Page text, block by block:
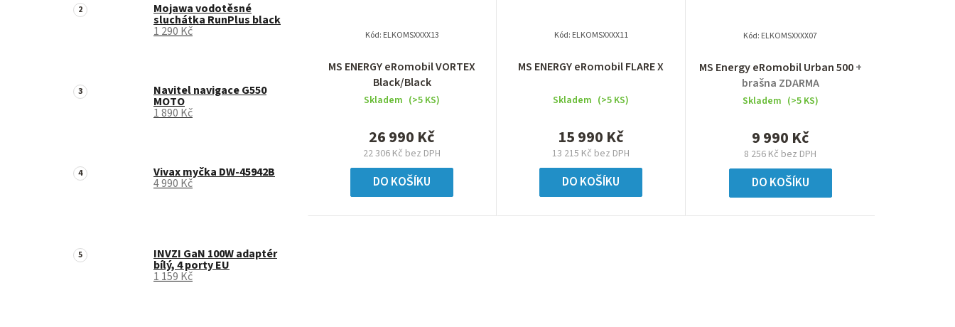
Mojawa vodotěsné
sluchátka RunPlus black
1 290 Kč
Navitel navigace G550
MOTO
1 890 Kč
Vivax myčka DW-45942B
4 990 Kč
INVZI GaN 100W adaptér
bílý, 4 porty EU
1 159 Kč
MS ENERGY eRomobil VORTEX
Black/Black
Skladem (>5 KS)
22 306 Kč bez DPH
26 990 Kč
DO KOŠÍKU
Kód: ELKOMSXXXX13
MS ENERGY eRomobil FLARE X
Skladem (>5 KS)
13 215 Kč bez DPH
15 990 Kč
DO KOŠÍKU
Kód: ELKOMSXXXX11
MS Energy eRomobil Urban 500+
brašna ZDARMA
Skladem (>5 KS)
8 256 Kč bez DPH
9 990 Kč
DO KOŠÍKU
Kód: ELKOMSXXXX07